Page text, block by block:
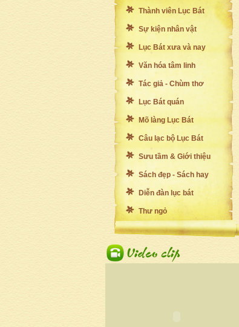
Thành viên Lục Bát
Sự kiện nhân vật
Lục Bát xưa và nay
Văn hóa tâm linh
Tác giả - Chùm thơ
Lục Bát quán
Mõ làng Lục Bát
Câu lạc bộ Lục Bát
Sưu tầm & Giới thiệu
Sách đẹp - Sách hay
Diễn đàn lục bát
Thư ngỏ